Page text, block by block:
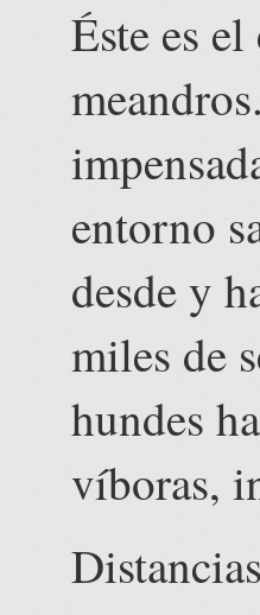
Éste es
entorno
desde y
miles de
hundes
víboras,